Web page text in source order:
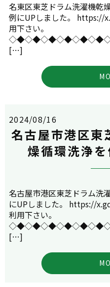
名東区東芝ドラム洗濯機乾
例にUPしました。 https://
用下さい。
[…]
2024/08/16
名古屋市港区東
燥循環洗浄
名古屋市港区東芝ドラム洗
にUPしました。 https://
利用下さい。
[…]